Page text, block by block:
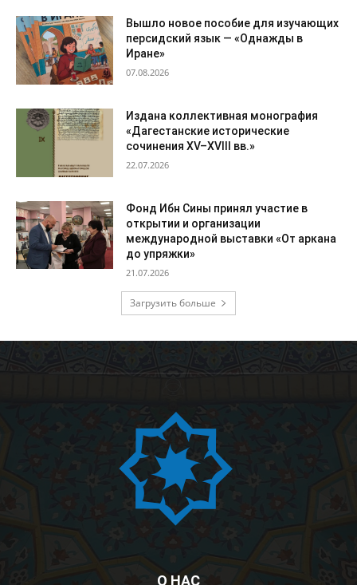
Вышло новое пособие для изучающих
персидский язык — «Однажды в
Иране»
07.08.2026
Издана коллективная монография
«Дагестанские исторические
сочинения XV–XVIII вв.»
22.07.2026
Фонд Ибн Сины принял участие в
открытии и организации
международной выставки «От аркана
до упряжки»
21.07.2026
Загрузить больше
О НАС